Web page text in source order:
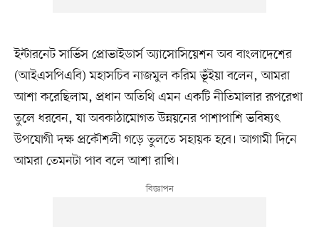
ইন্টারনেট সার্ভিস প্রোভাইডার্স অ্যাসোসিয়েশন অব বাংলাদেশের
(আইএসপিএবি) মহাসচিব নাজমুল করিম ভূঁইয়া বলেন, আমরা
আশা করেছিলাম, প্রধান অতিথি এমন একটি নীতিমালার রূপরেখা
তুলে ধরবেন, যা অবকাঠামোগত উন্নয়নের পাশাপাশি ভবিষ্যৎ
উপযোগী দক্ষ প্রকৌশলী গড়ে তুলতে সহায়ক হবে। আগামী দিনে
আমরা তেমনটা পাব বলে আশা রাখি।